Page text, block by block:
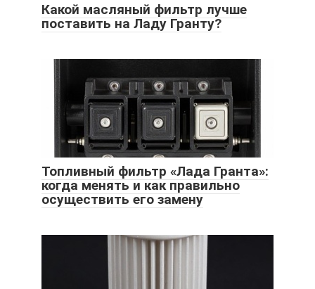
Какой масляный фильтр лучше
поставить на Ладу Гранту?
Топливный фильтр «Лада Гранта»:
когда менять и как правильно
осуществить его замену